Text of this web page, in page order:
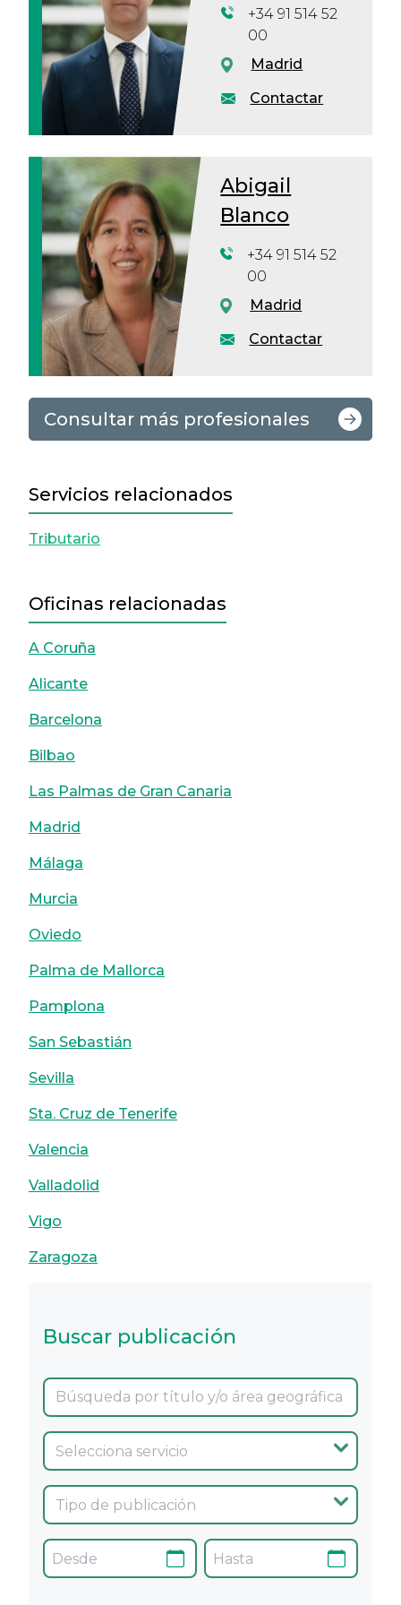
Contactar
+34 91 514 52
00
Madrid
Abigail
Blanco
Contactar
+34 91 514 52
00
Madrid
Consultar más profesionales
Servicios relacionados
Tributario
Oficinas relacionadas
A Coruña
Alicante
Barcelona
Bilbao
Las Palmas de Gran Canaria
Madrid
Málaga
Murcia
Oviedo
Palma de Mallorca
Pamplona
San Sebastián
Sevilla
Sta. Cruz de Tenerife
Valencia
Valladolid
Vigo
Zaragoza
Buscar publicación